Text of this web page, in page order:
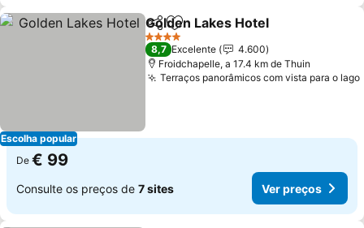
Escolha popular
PartilharAdicionar aos favoritos
Golden Lakes Hotel
4 Estrelas
8,7 Excelente
4.600
Froidchapelle, a 17.4 km de Thuin
Terraços panorâmicos com vista para o lago
De € 99
Consulte os preços de 7 sites Ver preços